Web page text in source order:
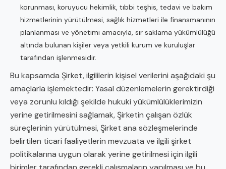
korunması, koruyucu hekimlik, tıbbi teşhis, tedavi ve bakım
hizmetlerinin yürütülmesi, sağlık hizmetleri ile finansmanının
planlanması ve yönetimi amacıyla, sır saklama yükümlülüğü
altında bulunan kişiler veya yetkili kurum ve kuruluşlar
tarafından işlenmesidir.
Bu kapsamda Şirket, ilgililerin kişisel verilerini aşağıdaki şu
amaçlarla işlemektedir: Yasal düzenlemelerin gerektirdiği
veya zorunlu kıldığı şekilde hukuki yükümlülüklerimizin
yerine getirilmesini sağlamak, Şirketin çalışan özlük
süreçlerinin yürütülmesi, Şirket ana sözleşmelerinde
belirtilen ticari faaliyetlerin mevzuata ve ilgili şirket
politikalarına uygun olarak yerine getirilmesi için ilgili